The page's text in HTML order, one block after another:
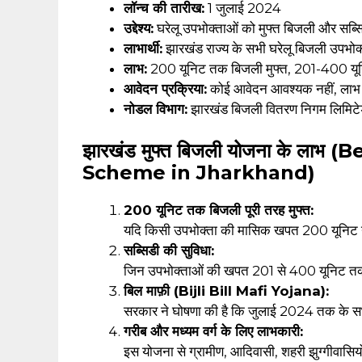
लॉन्च की तारीख: 1 जुलाई 2024
उद्देश्य:घरेलू उपभोक्ताओं को मुफ्त बिजली और
लाभार्थी:झारखंड राज्य के सभी घरेलू बिजली
लाभ: 200 यूनिट तक बिजली मुफ्त, 201-400
आवेदन प्रक्रिया:कोई आवेदन आवश्यक नहीं, लाभ
नोडल विभाग:झारखंड बिजली वितरण निगम
झारखंड मुफ्त बिजली योजना के
Scheme in Jharkhand)
200 यूनिट तक बिजली पूरी तरह मुफ्त:
यदि किसी उपभोक्ता की मासिक खपत 200
सब्सिडी की सुविधा:
जिन उपभोक्ताओं की खपत 201 से 400 यूनिट तक
बिल माफ़ी (Bijli Bill Mafi Yojana):
सरकार ने घोषणा की है कि जुलाई 2024 तक के
गरीब और मध्यम वर्ग के लिए लाभकारी:
इस योजना से ग्रामीण, आदिवासी, शहरी